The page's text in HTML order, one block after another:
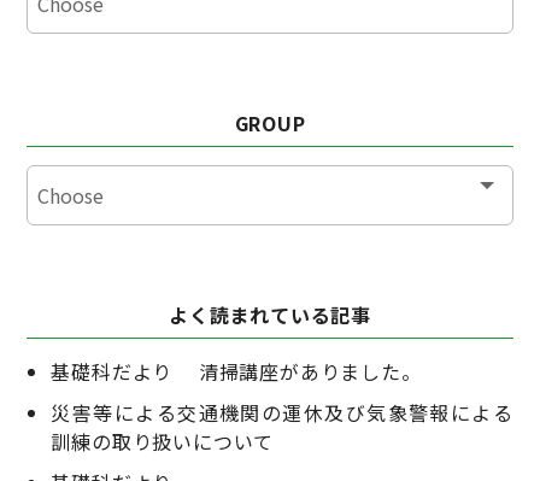
GROUP
よく読まれている記事
基礎科だより 清掃講座がありました。
災害等による交通機関の運休及び気象警報による
訓練の取り扱いについて